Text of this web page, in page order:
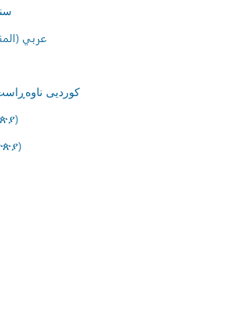
عربي
کوردیی